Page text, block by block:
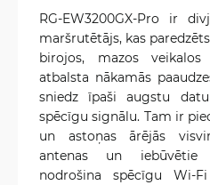
RG-EW3200GX-Pro ir
maršrutētājs, kas
birojos, mazos
atbalsta nākamās
sniedz īpaši augstu
spēcīgu signālu. Tam ir
un astoņas ārējās
antenas un iebūvētie
nodrošina spēcīgu Wi-